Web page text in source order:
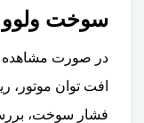
سوخت ولوو XC90 تعویض شود؟
در صورت مشاهده
افت توان موتور،
فشار سوخت،